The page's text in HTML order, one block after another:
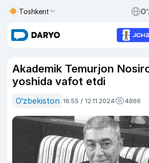
Toshkent
Akademik Temurjon
yoshida vafot etdi
O‘zbekiston 16:55 / 12.11.2024 4866